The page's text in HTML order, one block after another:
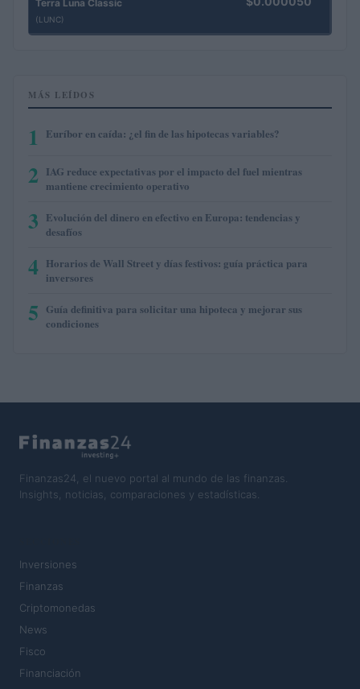
Terra Luna Classic
(LUNC)
MÁS LEÍDOS
1 Euríbor en caída: ¿el fin de las hipotecas variables?
2 IAG reduce expectativas por el impacto del fuel mientras
mantiene crecimiento operativo
3 Evolución del dinero en efectivo en Europa: tendencias y
desafíos
4 Horarios de Wall Street y días festivos: guía práctica para
inversores
5 Guía definitiva para solicitar una hipoteca y mejorar sus
condiciones
Finanzas24, el nuevo portal al mundo de las finanzas.
Insights, noticias, comparaciones y estadísticas.
Inversiones
Finanzas
Criptomonedas
News
Fisco
Financiación